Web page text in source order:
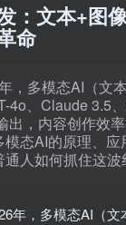
：文本+图
命
，多模态AI（文
4o、Claude 3.5
出，内容创作效
态AI的原理、
人如何抓住这波
年，多模态AI（